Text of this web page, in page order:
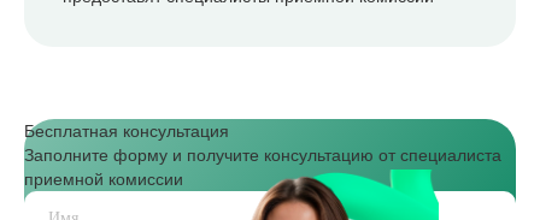
Бесплатная консультация
Заполните форму и получите консультацию от специалиста
приемной комиссии